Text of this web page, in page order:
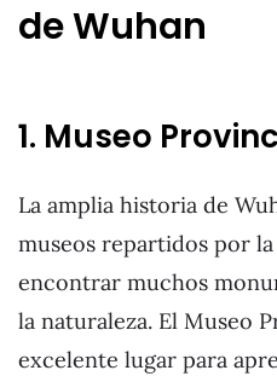
de Wuhan
1. Museo
La amplia historia de
museos repartidos por
encontrar muchos
la naturaleza. El Museo
excelente lugar para